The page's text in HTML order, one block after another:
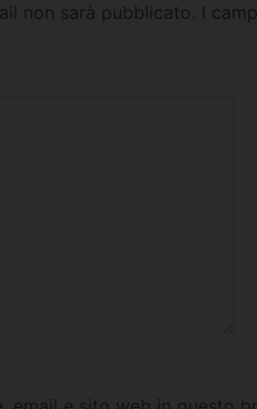
non sarà pubblicato. I